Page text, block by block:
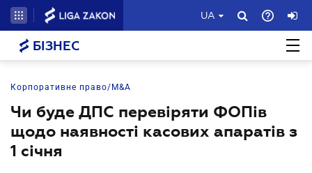
UA
БІЗНЕС
Корпоративне право/M&A
Чи буде ДПС перевіряти ФОПів
щодо наявності касових апаратів з
1 січня